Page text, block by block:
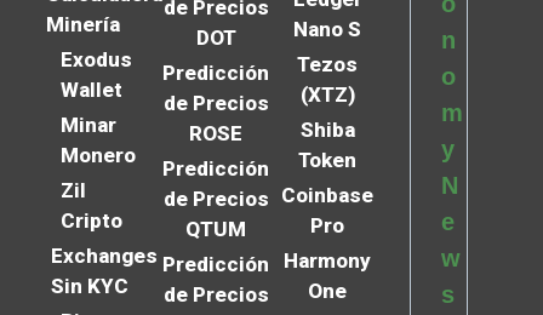
Minería
Exodus
Wallet
Minar
Monero
Zil
Cripto
Exchanges
Sin KYC
de Precios
DOT
Predicción
de Precios
ROSE
Predicción
de Precios
QTUM
Predicción
de Precios
Nano S
Tezos
(XTZ)
Shiba
Token
Coinbase
Pro
Harmony
One
n
o
m
y
N
e
w
s